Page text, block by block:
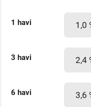
1 havi 1,0
3 havi 2,4
6 havi 3,6